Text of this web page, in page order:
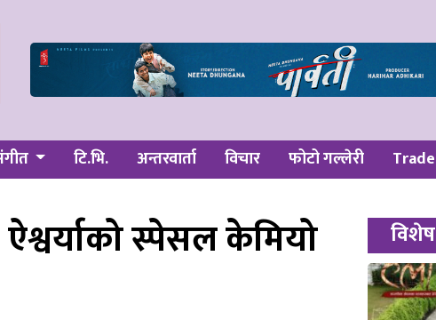
टि.भि. अन्तरवार्ता विचार फोटो गल्लेरी Trade
ऐश्वर्याको स्पेसल केमियो
विशेष